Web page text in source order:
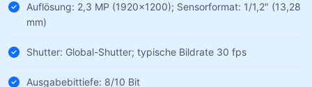
Auflösung: 2,3 MP (1920×1200); Sensorformat: 1/1,2″ (13,28
mm)
Shutter: Global-Shutter; typische Bildrate 30 fps
Ausgabebittiefe: 8/10 Bit